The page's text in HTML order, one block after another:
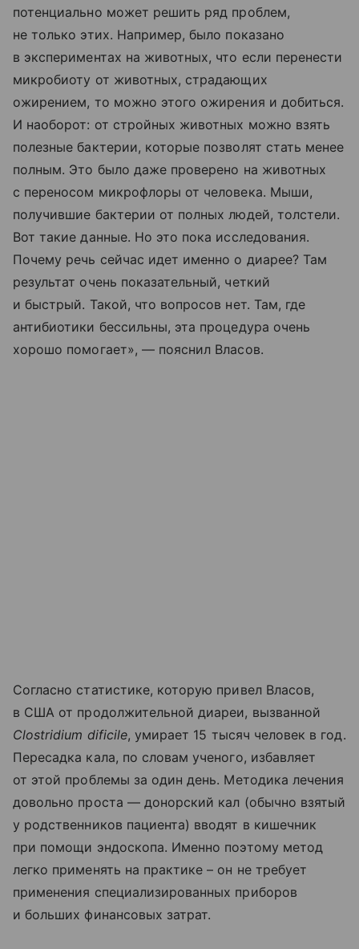
потенциально может решить ряд проблем,
не только этих. Например, было показано
в экспериментах на животных, что если перенести
микробиоту от животных, страдающих
ожирением, то можно этого ожирения и добиться.
И наоборот: от стройных животных можно взять
полезные бактерии, которые позволят стать менее
полным. Это было даже проверено на животных
с переносом микрофлоры от человека. Мыши,
получившие бактерии от полных людей, толстели.
Вот такие данные. Но это пока исследования.
Почему речь сейчас идет именно о диарее? Там
результат очень показательный, четкий
и быстрый. Такой, что вопросов нет. Там, где
антибиотики бессильны, эта процедура очень
хорошо помогает», — пояснил Власов.
Согласно статистике, которую привел Власов,
в США от продолжительной диареи, вызванной
Clostridium dificile, умирает 15 тысяч человек в год.
Пересадка кала, по словам ученого, избавляет
от этой проблемы за один день. Методика лечения
довольно проста — донорский кал (обычно взятый
у родственников пациента) вводят в кишечник
при помощи эндоскопа. Именно поэтому метод
легко применять на практике – он не требует
применения специализированных приборов
и больших финансовых затрат.